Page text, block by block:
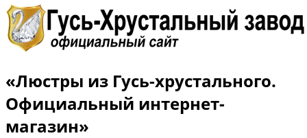
«Люстры из Гусь-хрустального.
Официальный интернет-
магазин»